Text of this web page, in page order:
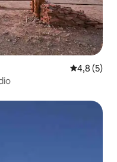
Évaluation
4,8 (5)